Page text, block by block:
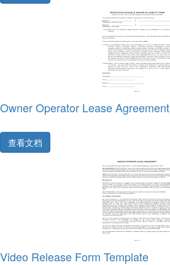
Owner Operator Lease Agreement
查看文档
Video Release Form Template